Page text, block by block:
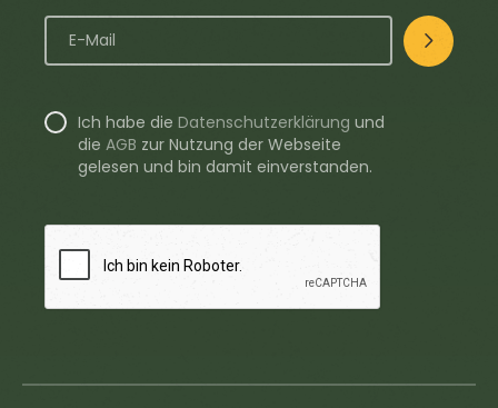
Ich habe dieDatenschutzerklärung und
dieAGB zur Nutzung der Webseite
gelesen und bin damit einverstanden.